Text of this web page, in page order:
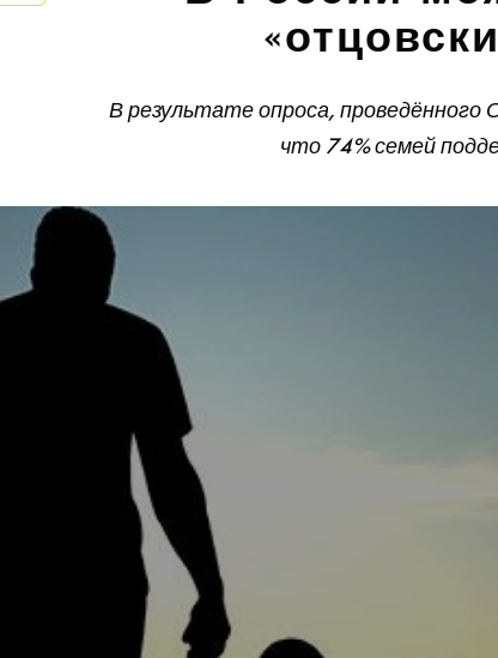
В результате опроса,
что 74% семей